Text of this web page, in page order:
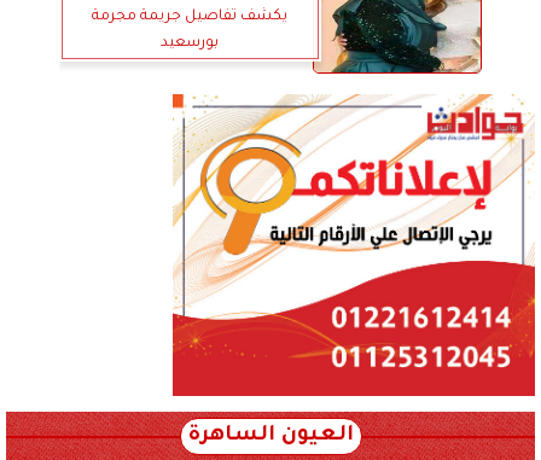
يكشف تفاصيل جريمة مجرمة
بورسعيد
العيون الساهرة